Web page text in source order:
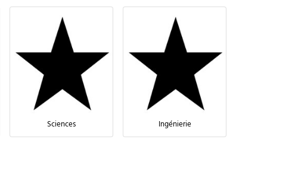
Sciences Ingénierie